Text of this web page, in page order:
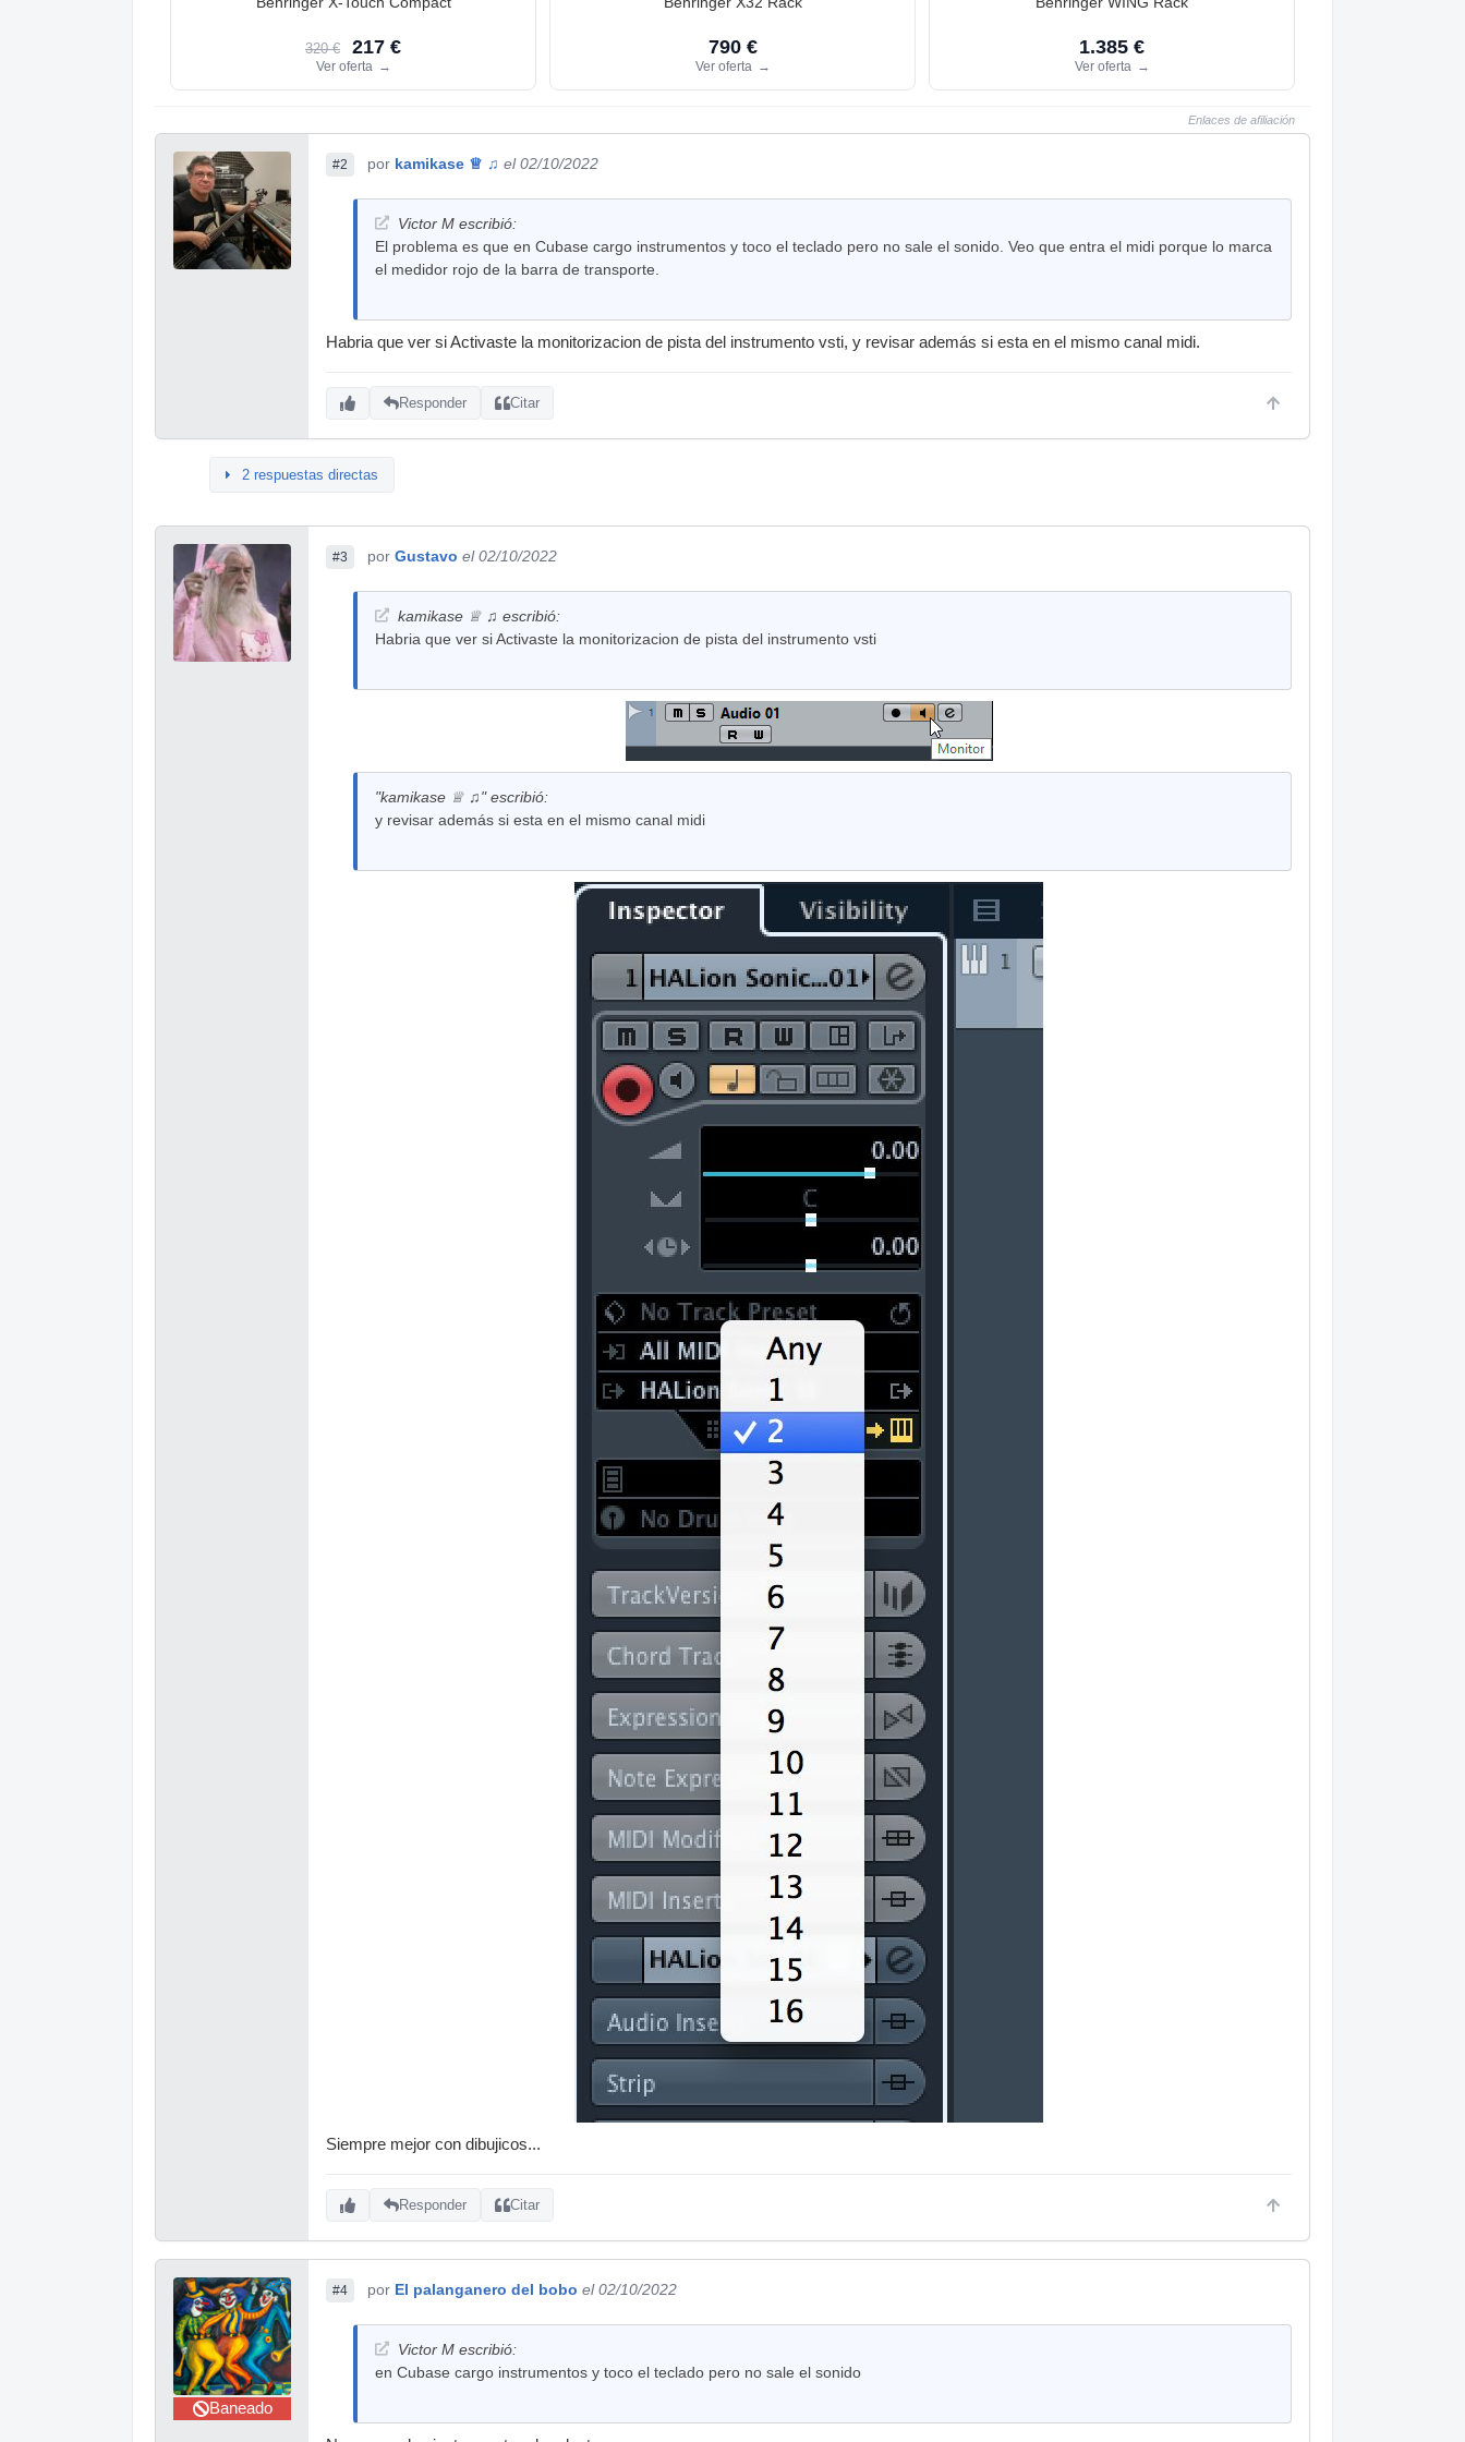
320 € 217 €
Ver oferta →
790 €
Ver oferta →
1.385 €
Ver oferta →
Enlaces de afiliación
#2 por kamikase ♕ ♫ el 02/10/2022
Victor M escribió:
El problema es que en Cubase cargo instrumentos y toco el teclado pero no sale el sonido. Veo que entra el midi porque lo marca
el medidor rojo de la barra de transporte.
Habria que ver si Activaste la monitorizacion de pista del instrumento vsti, y revisar además si esta en el mismo canal midi.
Responder Citar
2 respuestas directas
#3 por Gustavo el 02/10/2022
kamikase ♕ ♫ escribió:
Habria que ver si Activaste la monitorizacion de pista del instrumento vsti
"kamikase ♕ ♫" escribió:
y revisar además si esta en el mismo canal midi
Siempre mejor con dibujicos...
Responder Citar
Baneado
#4 por El palanganero del bobo el 02/10/2022
Victor M escribió:
en Cubase cargo instrumentos y toco el teclado pero no sale el sonido